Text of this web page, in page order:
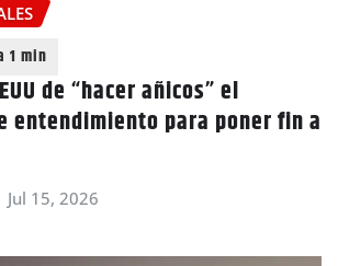
de “hacer añicos” el
entendimiento para poner fin a
Jul 15, 2026